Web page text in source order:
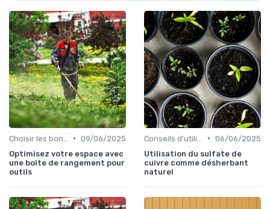
• 09/06/2025
Optimisez votre espace avec
une boîte de rangement pour
outils
• 06/06/2025
Utilisation du sulfate de
cuivre comme désherbant
naturel